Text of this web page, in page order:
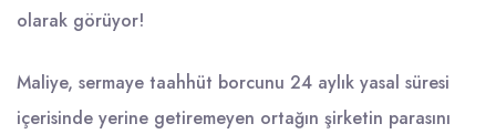
olarak görüyor!
Maliye, sermaye taahhüt borcunu 24 aylık yasal süresi
içerisinde yerine getiremeyen ortağın şirketin parasını